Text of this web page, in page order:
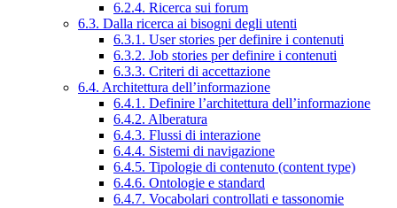
6.2.4. Ricerca sui forum
6.3. Dalla ricerca ai bisogni degli utenti
6.3.1. User stories per definire i contenuti
6.3.2. Job stories per definire i contenuti
6.3.3. Criteri di accettazione
6.4. Architettura dell’informazione
6.4.1. Definire l’architettura dell’informazione
6.4.2. Alberatura
6.4.3. Flussi di interazione
6.4.4. Sistemi di navigazione
6.4.5. Tipologie di contenuto (content type)
6.4.6. Ontologie e standard
6.4.7. Vocabolari controllati e tassonomie